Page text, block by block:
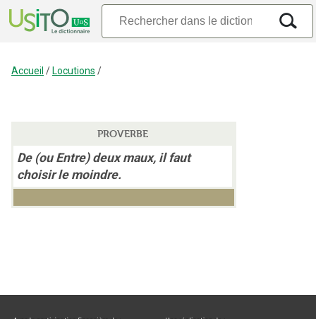
Accueil /Locutions /
PROVERBE
De (ou Entre) deux maux, il faut
choisir le moindre.